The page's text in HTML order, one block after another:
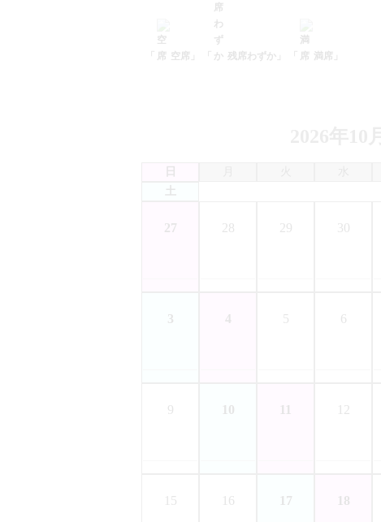
空席」 残席わずか」 満席」
日
土
27 28 29 30
3 4 5 6
9 10 11 12
15 16 17 18